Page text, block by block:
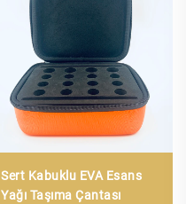
Sert Kabuklu EVA Esans
Yağı Taşıma Çantası